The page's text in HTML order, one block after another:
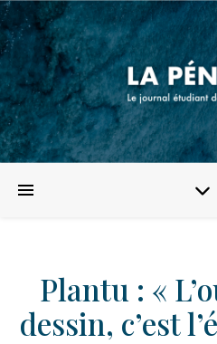
Plantu : «
dessin, c’est